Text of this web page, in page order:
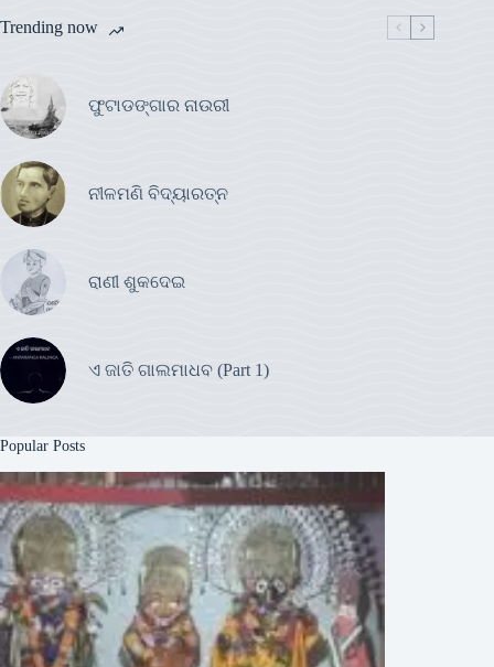
Trending now
ଫୁଟାଡଙ୍ଗାର ନାଉରୀ
ନୀଳମଣି ବିଦ୍ୟାରତ୍ନ
ରାଣୀ ଶୁକଦେଇ
ଏ ଜାତି ଗାଲମାଧବ (Part 1)
Popular Posts